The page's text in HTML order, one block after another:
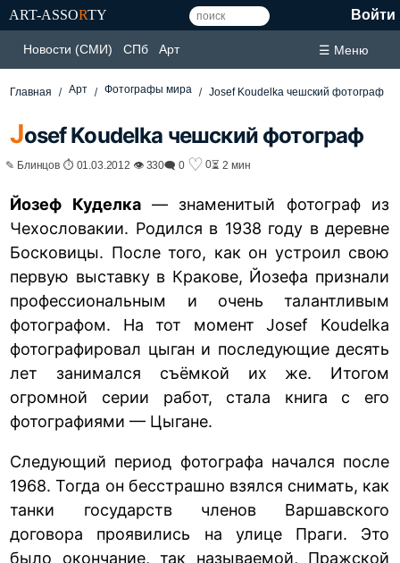
ART-ASSORTY Войти
Новости (СМИ) СПб Арт ☰ Меню
Главная Арт Фотографы мира Josef Koudelka чешский фотограф
Josef Koudelka чешский фотограф
✎ Блинцов ⏱ 01.03.2012 👁 330🗨 0 ♡ 0⏳ 2 мин
Йозеф Куделка— знаменитый фотограф из
Чехословакии. Родился в 1938 году в деревне
Босковицы. После того, как он устроил свою
первую выставку в Кракове, Йозефа признали
профессиональным и очень талантливым
фотографом. На тот момент Josef Koudelka
фотографировал цыган и последующие десять
лет занимался съёмкой их же. Итогом
огромной серии работ, стала книга с его
фотографиями — Цыгане.
Следующий период фотографа начался после
1968. Тогда он бесстрашно взялся снимать, как
танки государств членов Варшавского
договора проявились на улице Праги. Это
было окончание, так называемой, Пражской